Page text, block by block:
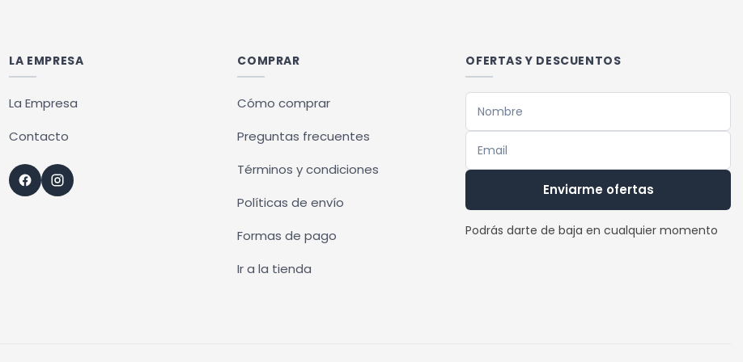
opciones
página
LA EMPRESA
La Empresa
Contacto
COMPRAR
Cómo comprar
Preguntas frecuentes
Términos y condiciones
Políticas de envío
Formas de pago
Ir a la tienda
OFERTAS Y DESCUENTOS
Enviarme ofertas
Podrás darte de baja en cualquier momento